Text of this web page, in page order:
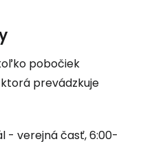
pobočiek
prevádzkuje
- verejná časť, 6:00-